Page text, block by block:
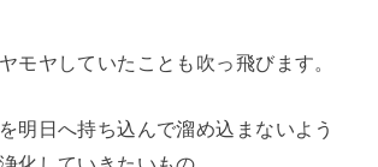
モヤしていたことも吹っ飛びます。
明日へ持ち込んで溜め込まないよう